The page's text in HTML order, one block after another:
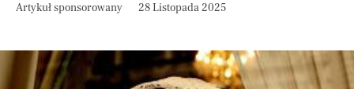
Artykuł sponsorowany 28 Listopada 2025